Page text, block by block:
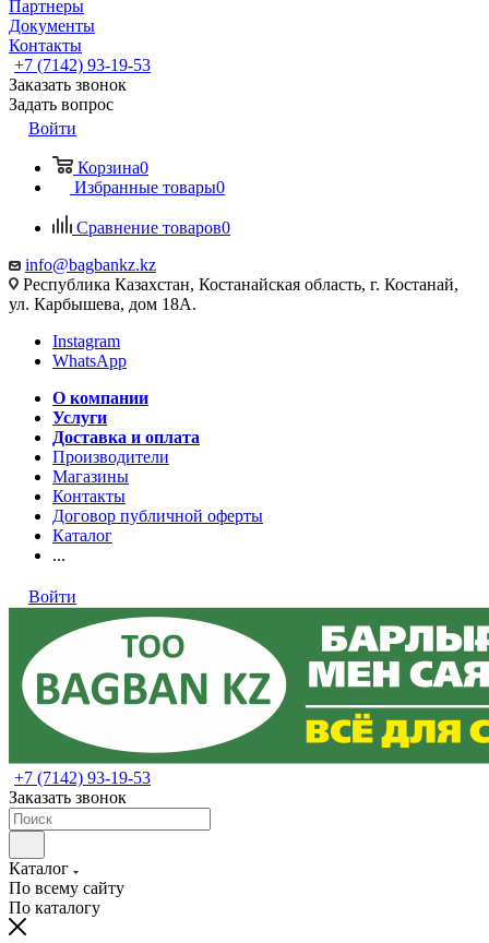
Партнеры
Документы
Контакты
+7 (7142) 93-19-53
Заказать звонок
Задать вопрос
Войти
Корзина0
Избранные товары0
Сравнение товаров0
info@bagbankz.kz
Республика Казахстан, Костанайская область, г. Костанай,
ул. Карбышева, дом 18А.
Instagram
WhatsApp
О компании
Услуги
Доставка и оплата
Производители
Магазины
Контакты
Договор публичной оферты
Каталог
...
Войти
+7 (7142) 93-19-53
Заказать звонок
Каталог
По всему сайту
По каталогу